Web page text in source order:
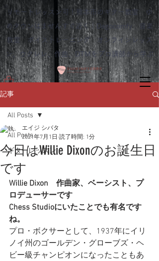
リモートレッスン可！熊本市のギター教室 ゆ
めタウンはませんすぐ近く｜Dagocomfy 音楽
教室 ボイストレーニング オンラインレッス
ン、ウクレレ、作曲、DTMをプロ講師から学ぶ
記事
All Posts
ギターレッスン
All Posts
今日はWillie Dixonのお誕生日
です
エイジ シバタ
2021年7月1日 読了時間: 1分
Willie Dixon　作曲家、ベーシスト、プ
ロデューサーです
Chess Studioにいたことでも有名です
ね。
プロ・ボクサーとして、1937年にイリ
ノイ州のゴールデン・グローブズ・ヘ
ビー級チャンピオンになったこともあ